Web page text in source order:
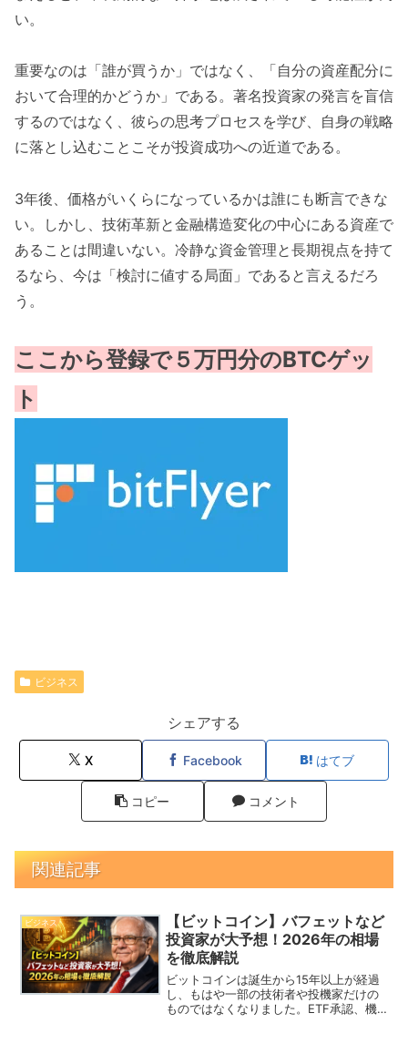
い。
重要なのは「誰が買うか」ではなく、「自分の資産配分に
おいて合理的かどうか」である。著名投資家の発言を盲信
するのではなく、彼らの思考プロセスを学び、自身の戦略
に落とし込むことこそが投資成功への近道である。
3年後、価格がいくらになっているかは誰にも断言できな
い。しかし、技術革新と金融構造変化の中心にある資産で
あることは間違いない。冷静な資金管理と長期視点を持て
るなら、今は「検討に値する局面」であると言えるだろ
う。
ここから登録で５万円分のBTCゲッ
ト
ビジネス
シェアする
X Facebook はてブ
コピー コメント
関連記事
ビジネス
【ビットコイン】バフェットなど
投資家が大予想！2026年の相場
を徹底解説
ビットコインは誕生から15年以上が経過
し、もはや一部の技術者や投機家だけの
ものではなくなりました。ETF承認、機